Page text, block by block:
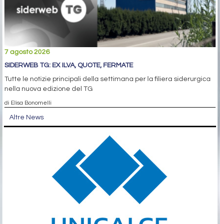
7 agosto 2026
SIDERWEB TG: EX ILVA, QUOTE, FERMATE
Tutte le notizie principali della settimana per la filiera siderurgica
nella nuova edizione del TG
di Elisa Bonomelli
Altre News